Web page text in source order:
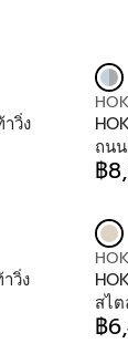
วิ่ง
V
E
N
D
O
:
ถน
R
G
U
L
A
R
P
฿
วิ่ง
V
E
N
D
O
สไ
R
฿